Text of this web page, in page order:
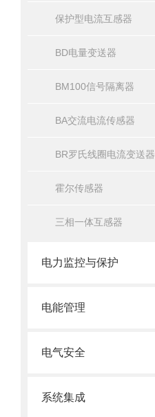
保护型电流互感器
BD电量变送器
BM100信号隔离器
BA交流电流传感器
BR罗氏线圈电流变送器
霍尔传感器
三相一体互感器
电力监控与保护
电能管理
电气安全
系统集成